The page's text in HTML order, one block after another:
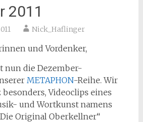
2011
Nick_Haflinger
und Vordenker,
nun die Dezember-
METAPHON-Reihe. Wir
Videoclips eines
und Wortkunst namens
Original Oberkellner“